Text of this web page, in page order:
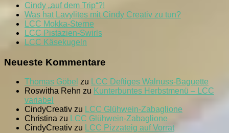
Cindy „auf dem Trip“?!
Was hat Lavylites mit Cindy Creativ zu tun?
LCC Mokka-Sterne
LCC Pistazien-Swirls
LCC Käsekugeln
Neueste Kommentare
Thomas Göbel zu LCC Deftiges Walnuss-Baguette
Roswitha Rehn zu Kunterbuntes Herbstmenü – LCC
variabel
CindyCreativ zu LCC Glühwein-Zabaglione
Christina zu LCC Glühwein-Zabaglione
CindyCreativ zu LCC Pizzateig auf Vorrat